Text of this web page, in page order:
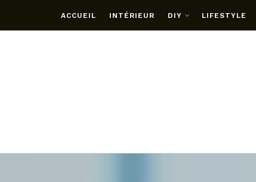
ACCUEIL INTÉRIEUR DIY LIFESTYLE